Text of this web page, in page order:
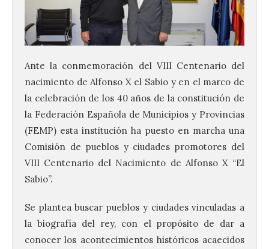
Ante la conmemoración del VIII Centenario del
nacimiento de Alfonso X el Sabio y en el marco de
la celebración de los 40 años de la constitución de
la Federación Española de Municipios y Provincias
(FEMP) esta institución ha puesto en marcha una
Comisión de pueblos y ciudades promotores del
VIII Centenario del Nacimiento de Alfonso X “El
Sabio”.
Se plantea buscar pueblos y ciudades vinculadas a
la biografía del rey, con el propósito de dar a
conocer los acontecimientos históricos acaecidos